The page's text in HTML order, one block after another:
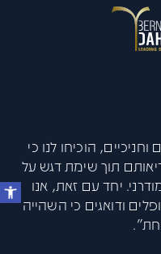
הוכיחו לנו כי
תוך שימת דגש על
יחד עם זאת, אנו
ודואגים כי השהייה